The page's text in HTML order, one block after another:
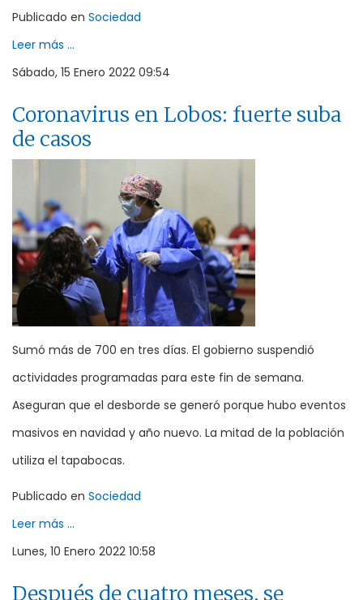
Publicado en Sociedad
Leer más ...
Sábado, 15 Enero 2022 09:54
Coronavirus en Lobos: fuerte suba
de casos
Sumó más de 700 en tres días. El gobierno suspendió
actividades programadas para este fin de semana.
Aseguran que el desborde se generó porque hubo eventos
masivos en navidad y año nuevo. La mitad de la población
utiliza el tapabocas.
Publicado en Sociedad
Leer más ...
Lunes, 10 Enero 2022 10:58
Después de cuatro meses, se